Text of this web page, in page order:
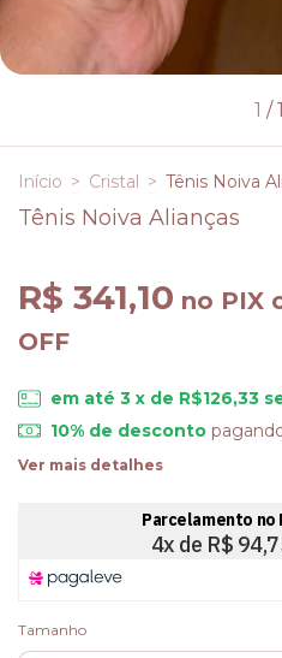
1 /1
Início > Cristal > Tênis Noiva
Tênis Noiva Alianças
R$ 341,10 no PIX
OFF
em até 3 x de R$126,33
10% de desconto
Ver mais detalhes
Tamanho